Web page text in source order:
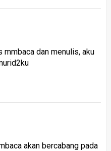
mmbaca dan menulis, aku
akan bercabang pada